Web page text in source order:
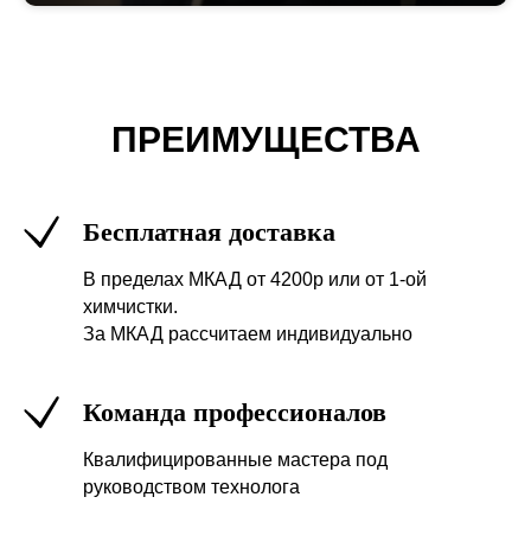
ПРЕИМУЩЕСТВА
Бесплатная доставка
В пределах МКАД от 4200р или от 1-ой
химчистки.
За МКАД рассчитаем индивидуально
Команда профессионалов
Квалифицированные мастера под
руководством технолога